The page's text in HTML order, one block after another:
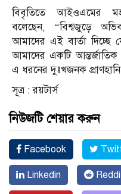
বিবৃতিতে আইওএমের
বলেছেন, “বিশ্বজুড়ে
আমাদের এই বার্তা দিচ্ছে
আমাদের একটি
এ ধরনের দুঃখজনক
সূত্র : রয়টার্স
নিউজটি শেয়ার করুন
Facebook
Linkedin